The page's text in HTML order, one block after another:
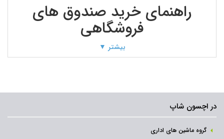
راهنمای خرید صندوق های
فروشگاهی
یک صندوق فروشگاهی از جمله تجهیزات سخت افزاری هر واحد
فاکتور، در قسمت صندوق واحد سازمانی شما کمک می کند.
امروزه در اماکنی مانند فروشگاه های زنجیره ای، هایپر مارکت ها،
بیشتر ▼
در اچسون شاپ
گروه ماشین های اداری